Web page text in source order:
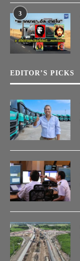
3
EDITOR’S PICKS